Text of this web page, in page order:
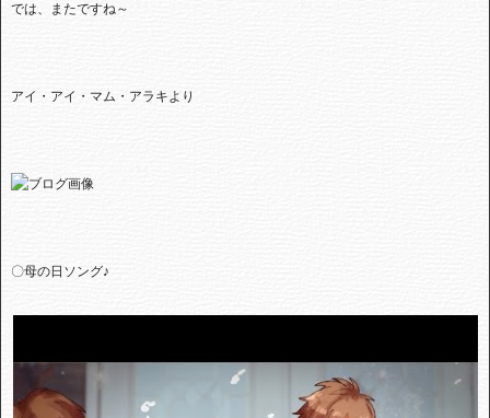
では、またですね～
アイ・アイ・マム・アラキより
〇母の日ソング♪